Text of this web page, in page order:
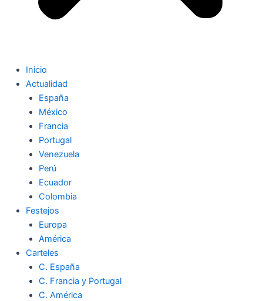
Inicio
Actualidad
España
México
Francia
Portugal
Venezuela
Perú
Ecuador
Colombia
Festejos
Europa
América
Carteles
C. España
C. Francia y Portugal
C. América